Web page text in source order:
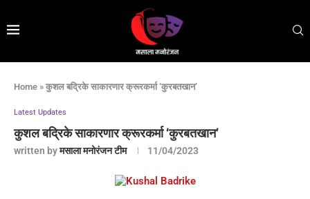
Home » कुशल बद्रिके साकारणार क्रूरकर्मा ‘कुरबतखान’
Latest Updates
कुशल बद्रिके साकारणार क्रूरकर्मा ‘कुरबतखान’
written byमसाला मनोरंजन टीम 11/04/2023